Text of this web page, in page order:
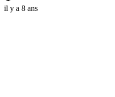
il y a 8 ans